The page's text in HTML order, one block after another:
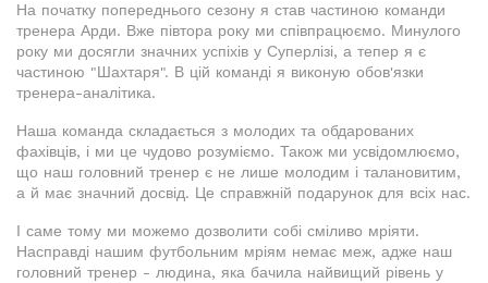
На початку попереднього сезону я став частиною команди
тренера Арди. Вже півтора року ми співпрацюємо. Минулого
року ми досягли значних успіхів у Суперлізі, а тепер я є
частиною "Шахтаря". В цій команді я виконую обов'язки
тренера-аналітика.
Наша команда складається з молодих та обдарованих
фахівців, і ми це чудово розуміємо. Також ми усвідомлюємо,
що наш головний тренер є не лише молодим і талановитим,
а й має значний досвід. Це справжній подарунок для всіх нас.
І саме тому ми можемо дозволити собі сміливо мріяти.
Насправді нашим футбольним мріям немає меж, адже наш
головний тренер - людина, яка бачила найвищий рівень у